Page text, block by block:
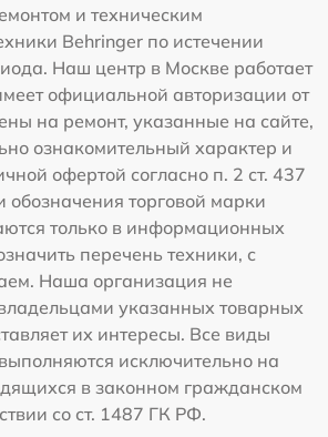
и техническим
Behringer по истечении
Наш центр в Москве работает
официальной авторизации от
на ремонт, указанные на сайте,
ознакомительный характер и
офертой согласно п. 2 ст. 437
торговой марки
только в информационных
перечень техники, с
Наша организация не
указанных товарных
их интересы. Все виды
исключительно на
в законном гражданском
со ст. 1487 ГК РФ.